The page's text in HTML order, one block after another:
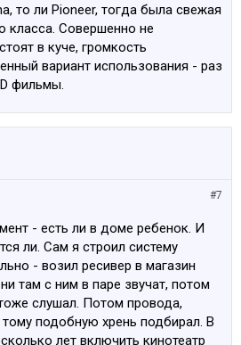
то ли Pioneer, тогда была свежая
класса. Совершенно не
в куче, громкость
вариант использования - раз
фильмы.
#7
- есть ли в доме ребенок. И
ли. Сам я строил систему
- возил ресивер в магазин
там с ним в паре звучат, потом
слушал. Потом провода,
подобную хрень подбирал. В
лет включить кинотеатр